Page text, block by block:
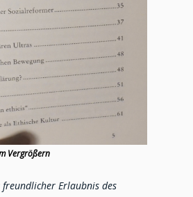
Vergrößern
Erlaubnis des